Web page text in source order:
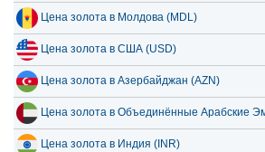
Цена золота в Молдова (MDL)
Цена золота в США (USD)
Цена золота в Азербайджан (AZN)
Цена золота в Объединённые Арабские
Цена золота в Индия (INR)